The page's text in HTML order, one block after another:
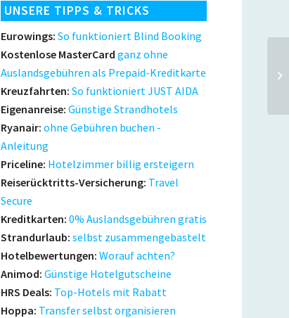
UNSERE TIPPS & TRICKS
Eurowings: So funktioniert Blind Booking
Kostenlose MasterCard ganz ohne
Auslandsgebühren als Prepaid-Kreditkarte
Kreuzfahrten: So funktioniert JUST AIDA
Eigenanreise: Günstige Strandhotels
Ryanair: ohne Gebühren buchen -
Anleitung
Priceline: Hotelzimmer billig ersteigern
Reiserücktritts-Versicherung: Travel
Secure
Kreditkarten: 0% Auslandsgebühren gratis
Strandurlaub: selbst zusammengebastelt
Hotelbewertungen: Worauf achten?
Animod: Günstige Hotelgutscheine
HRS Deals: Top-Hotels mit Rabatt
Hoppa: Transfer selbst organisieren